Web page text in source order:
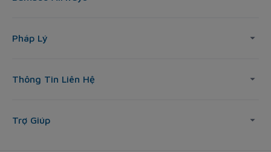
Pháp Lý
Thông Tin Liên Hệ
Trợ Giúp